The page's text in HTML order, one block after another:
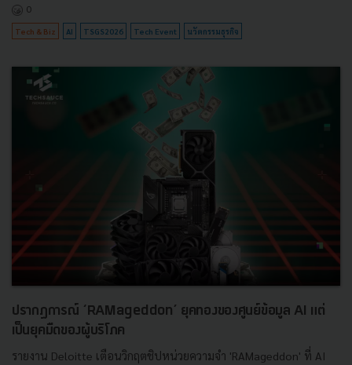
0
Tech & Biz AI TSGS2026 Tech Event นวัตกรรมธุรกิจ
ปรากฏการณ์ ‘RAMageddon’ ยุคทองของศูนย์ข้อมูล AI แต่
เป็นยุคมืดของผู้บริโภค
รายงาน Deloitte เตือนวิกฤตชิปหน่วยความจำ 'RAMageddon' ที่ AI